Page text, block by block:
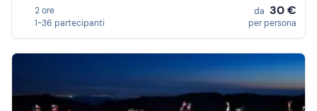
2 ore
1-36 partecipanti
da 30 €
per persona